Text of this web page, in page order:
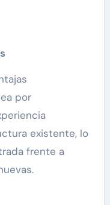
por
existente, lo
frente a